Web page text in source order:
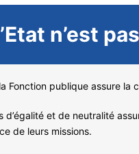
n’est
Fonction publique assure
d’égalité et de neutralité
de leurs missions.